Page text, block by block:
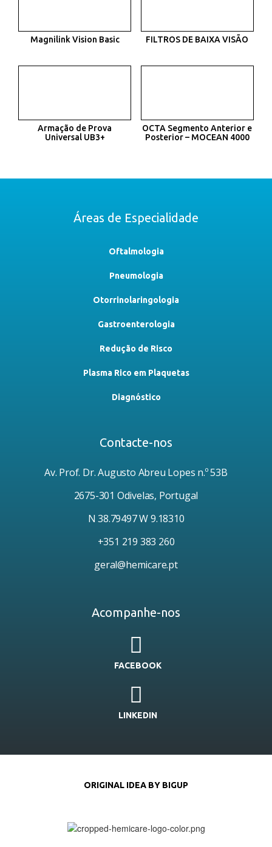
Magnilink Vision Basic FILTROS DE BAIXA VISÃO
Armação de Prova
Universal UB3+
OCTA Segmento Anterior e
Posterior – MOCEAN 4000
Áreas de Especialidade
Oftalmologia
Pneumologia
Otorrinolaringologia
Gastroenterologia
Redução de Risco
Plasma Rico em Plaquetas
Diagnóstico
Contacte-nos
Av. Prof. Dr. Augusto Abreu Lopes n.º 53B
2675-301 Odivelas, Portugal
N 38.79497 W 9.18310
+351 219 383 260
geral@hemicare.pt
Acompanhe-nos
FACEBOOK
LINKEDIN
ORIGINAL IDEA BY BIGUP